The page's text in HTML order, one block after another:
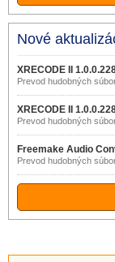
Nové
XRECODE II
Prevod hudobných
XRECODE II
Prevod hudobných
Freemake Audio
Prevod hudobných